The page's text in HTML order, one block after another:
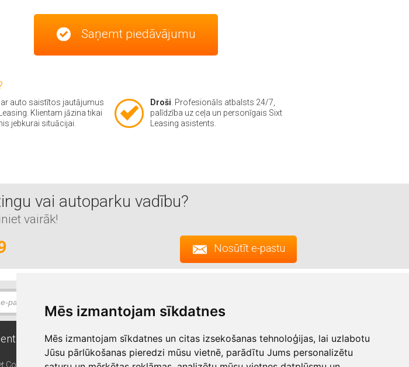
Mēs izmantojam sīkdatnes
Mēs izmantojam sīkdatnes un citas izsekošanas tehnoloģijas, lai uzlabotu
Jūsu pārlūkošanas pieredzi mūsu vietnē, parādītu Jums personalizētu
Saņemt piedāvājumu
ar auto saistītos jautājumus
Klientam jāzina tikai
jebkurai situācijai.
Droši . Profesionāls atbalsts 24/7,
palīdzība uz ceļa un personīgais Sixt
Leasing asistents.
vai autoparku vadību?
vairāk!
Nosūtīt e-pastu
Control
Citi SIXT pakalpojumi
Auto abonēšana
Īstermiņa auto noma